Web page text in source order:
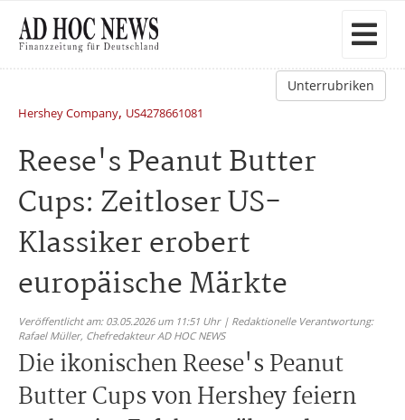
Unterrubriken
Hershey Company, US4278661081
Reese's Peanut Butter
Cups: Zeitloser US-
Klassiker erobert
europäische Märkte
Veröffentlicht am: 03.05.2026 um 11:51 Uhr | Redaktionelle Verantwortung:
Rafael Müller, Chefredakteur AD HOC NEWS
Die ikonischen Reese's Peanut
Butter Cups von Hershey feiern